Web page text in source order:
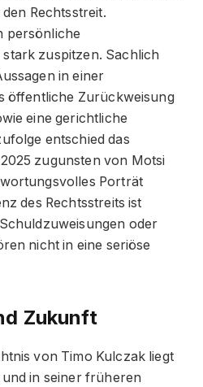
Rechtsstreit.
persönliche
zuspitzen. Sachlich
in einer
öffentliche Zurückweisung
eine gerichtliche
entschied das
zugunsten von Motsi
Porträt
des Rechtsstreits ist
oder
nicht in eine seriöse
Zukunft
von Timo Kulczak liegt
in seiner früheren